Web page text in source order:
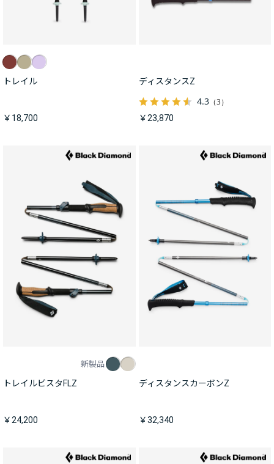
トレイル
￥18,700
ディスタンスZ
4.3（3）
￥23,870
新製品
トレイルビスタFLZ
￥24,200
ディスタンスカーボンZ
￥32,340